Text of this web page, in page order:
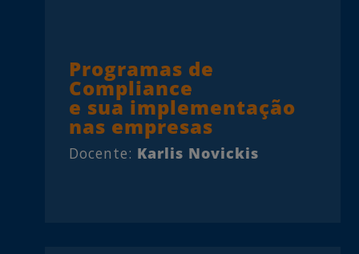
Programas de
Compliance
e sua implementação
nas empresas
Docente: Karlis Novickis